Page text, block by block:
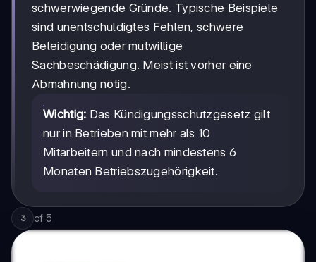
schwerwiegende Gründe. Typische Beispiele
sind unentschuldigtes Fehlen, schwere
Beleidigung oder mutwillige
Sachbeschädigung. Meist ist vorher eine
Abmahnung nötig.
Wichtig: Das Kündigungsschutzgesetz gilt
nur in Betrieben mit mehr als 10
Mitarbeitern und nach mindestens 6
Monaten Betriebszugehörigkeit.
3 of 5